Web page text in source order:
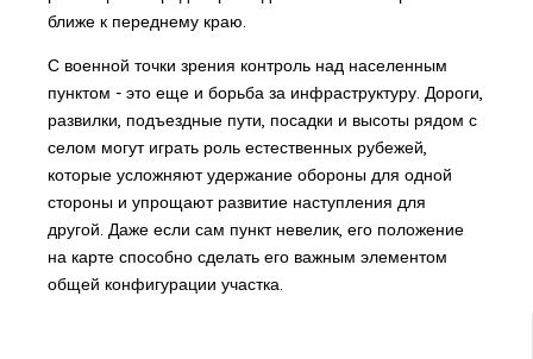
ближе к переднему краю.
С военной точки зрения контроль над населенным
пунктом - это еще и борьба за инфраструктуру. Дороги,
развилки, подъездные пути, посадки и высоты рядом с
селом могут играть роль естественных рубежей,
которые усложняют удержание обороны для одной
стороны и упрощают развитие наступления для
другой. Даже если сам пункт невелик, его положение
на карте способно сделать его важным элементом
общей конфигурации участка.